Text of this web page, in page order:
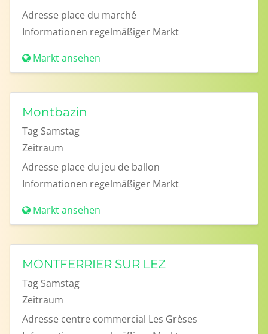
Adresse place du marché
Informationen regelmäßiger Markt
Markt ansehen
Montbazin
Tag Samstag
Zeitraum
Adresse place du jeu de ballon
Informationen regelmäßiger Markt
Markt ansehen
MONTFERRIER SUR LEZ
Tag Samstag
Zeitraum
Adresse centre commercial Les Grèses